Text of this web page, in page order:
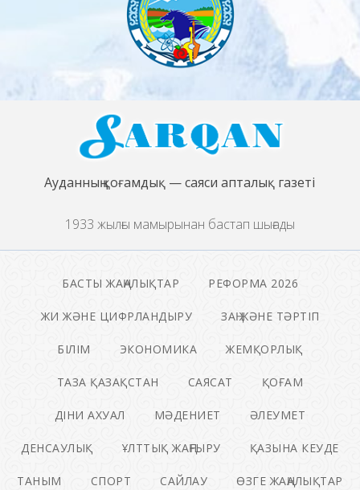
Ауданның қоғамдық — саяси апталық газеті
1933 жылғы мамырынан бастап шығады
БАСТЫ ЖАҢАЛЫҚТАР РЕФОРМА 2026
ЖИ ЖӘНЕ ЦИФРЛАНДЫРУ ЗАҢ ЖӘНЕ ТӘРТІП
БІЛІМ ЭКОНОМИКА ЖЕМҚОРЛЫҚ
ТАЗА ҚАЗАҚСТАН САЯСАТ ҚОҒАМ
ДІНИ АХУАЛ МӘДЕНИЕТ ӘЛЕУМЕТ
ДЕНСАУЛЫҚ ҰЛТТЫҚ ЖАҢҒЫРУ ҚАЗЫНА КЕУДЕ
ТАНЫМ СПОРТ САЙЛАУ ӨЗГЕ ЖАҢАЛЫҚТАР